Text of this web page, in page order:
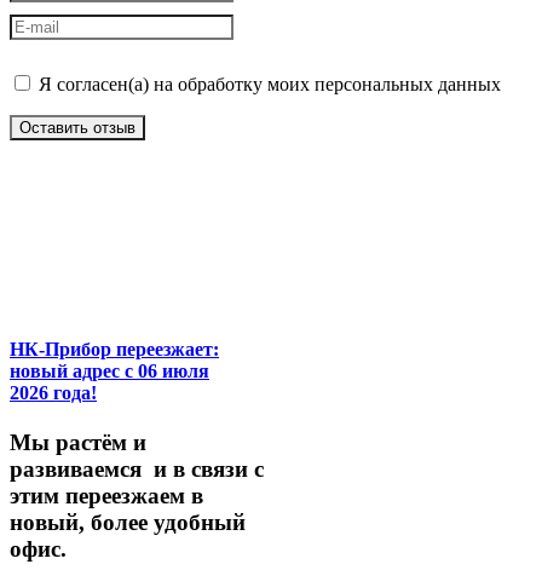
Я согласен(а) на обработку моих персональных данных
Оставить отзыв
НК-Прибор переезжает:
новый адрес с 06 июля
2026 года!
Мы растём и
развиваемся и в связи с
этим переезжаем в
новый, более удобный
офис.